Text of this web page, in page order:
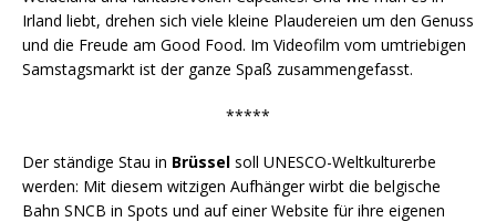
Irland liebt, drehen sich viele kleine Plaudereien um den Genuss
und die Freude am Good Food. Im Videofilm vom umtriebigen
Samstagsmarkt ist der ganze Spaß zusammengefasst.
*****
Der ständige Stau in Brüssel soll UNESCO-Weltkulturerbe
werden: Mit diesem witzigen Aufhänger wirbt die belgische
Bahn SNCB in Spots und auf einer Website für ihre eigenen